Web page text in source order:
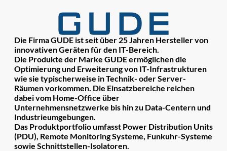
Die Firma GUDE ist seit über 25 Jahren Hersteller von
innovativen Geräten für den IT-Bereich.
Die Produkte der Marke GUDE ermöglichen die
Optimierung und Erweiterung von IT-Infrastrukturen
wie sie typischerweise in Technik- oder Server-
Räumen vorkommen. Die Einsatzbereiche reichen
dabei vom Home-Office über
Unternehmensnetzwerke bis hin zu Data-Centern und
Industrieumgebungen.
Das Produktportfolio umfasst Power Distribution Units
(PDU), Remote Monitoring Systeme, Funkuhr-Systeme
sowie Schnittstellen-Isolatoren.